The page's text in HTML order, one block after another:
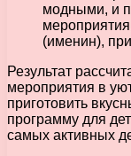
модными, и
(именин),
Результат
мероприятия в
приготовить
программу для
самых активных